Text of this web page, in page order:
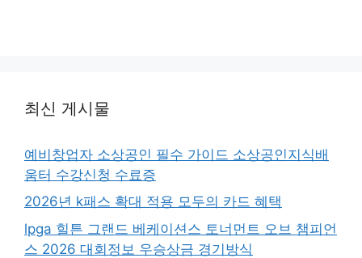
최신 게시물
예비창업자 소상공인 필수 가이드 소상공인지식배
움터 수강신청 수료증
2026년 k패스 확대 적용 모두의 카드 혜택
lpga 힐튼 그랜드 베케이션스 토너먼트 오브 챔피언
스 2026 대회정보 우승상금 경기방식